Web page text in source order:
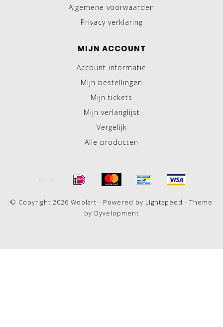
Algemene voorwaarden
Privacy verklaring
MIJN ACCOUNT
Account informatie
Mijn bestellingen
Mijn tickets
Mijn verlanglijst
Vergelijk
Alle producten
© Copyright 2026 Woolart - Powered by Lightspeed - Theme
by Dyvelopment